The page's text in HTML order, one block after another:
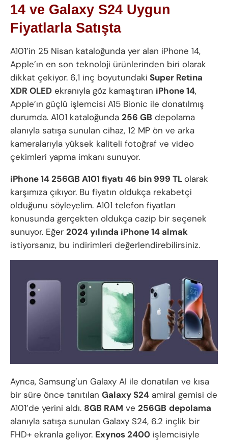
14 ve Galaxy S24 Uygun
Fiyatlarla Satışta
A101’in 25 Nisan kataloğunda yer alan iPhone 14,
Apple’ın en son teknoloji ürünlerinden biri olarak
dikkat çekiyor. 6,1 inç boyutundaki Super Retina
XDR OLED ekranıyla göz kamaştıran iPhone 14,
Apple’ın güçlü işlemcisi A15 Bionic ile donatılmış
durumda. A101 kataloğunda 256 GB depolama
alanıyla satışa sunulan cihaz, 12 MP ön ve arka
kameralarıyla yüksek kaliteli fotoğraf ve video
çekimleri yapma imkanı sunuyor.
iPhone 14 256GB A101 fiyatı 46 bin 999 TLolarak
karşımıza çıkıyor. Bu fiyatın oldukça rekabetçi
olduğunu söyleyelim. A101 telefon fiyatları
konusunda gerçekten oldukça cazip bir seçenek
sunuyor. Eğer 2024 yılında iPhone 14 almak
istiyorsanız, bu indirimleri değerlendirebilirsiniz.
Ayrıca, Samsung’un Galaxy AI ile donatılan ve kısa
bir süre önce tanıtılan Galaxy S24 amiral gemisi de
A101’de yerini aldı. 8GB RAM ve 256GB depolama
alanıyla satışa sunulan Galaxy S24, 6.2 inçlik bir
FHD+ ekranla geliyor. Exynos 2400 işlemcisiyle